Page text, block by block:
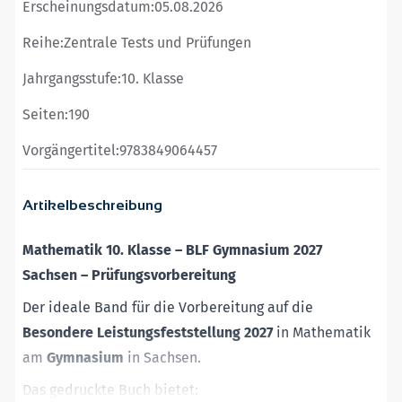
Artikelbeschreibung
Mathematik 10. Klasse – BLF Gymnasium 2027
Sachsen – Prüfungsvorbereitung
Der ideale Band für die Vorbereitung auf die
Besondere Leistungsfeststellung 2027 in Mathematik
am Gymnasium in Sachsen.
Das gedruckte Buch bietet:
Erscheinungsdatum:05.08.2026
Reihe:Zentrale Tests und Prüfungen
Jahrgangsstufe:10. Klasse
Seiten:190
Vorgängertitel:9783849064457